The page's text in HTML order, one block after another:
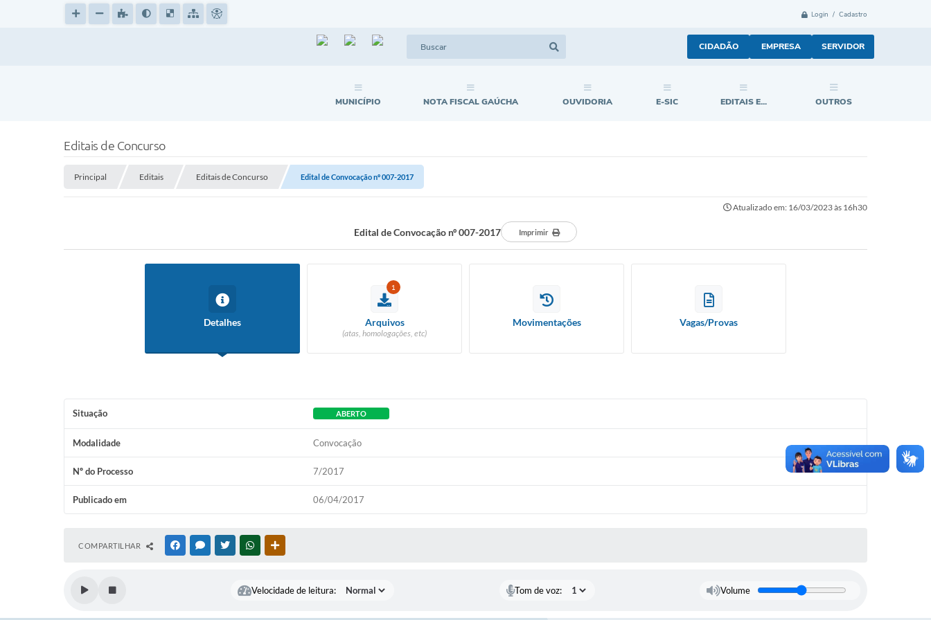
Login / Cadastro
CIDADÃO EMPRESA SERVIDOR
MUNICÍPIO NOTA FISCAL GAÚCHA OUVIDORIA E-SIC EDITAIS E... OUTROS
Editais de Concurso
Principal Editais Editais de Concurso Edital de Convocação nº 007-2017
Atualizado em: 16/03/2023 às 16h30
Edital de Convocação nº 007-2017 Imprimir
Detalhes
1
Arquivos
(atas, homologações, etc)
Movimentações Vagas/Provas
Situação ABERTO
Modalidade Convocação
Nº do Processo 7/2017
Publicado em 06/04/2017
COMPARTILHAR FACEBOOKMESSENGER
TWITTERWHATSAPP
Velocidade de leitura: Tom de voz: Volume